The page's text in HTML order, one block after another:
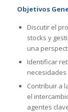
Objetivos
Discutir el
stocks y
una
Identificar
necesidades
Contribuir a
el
agentes